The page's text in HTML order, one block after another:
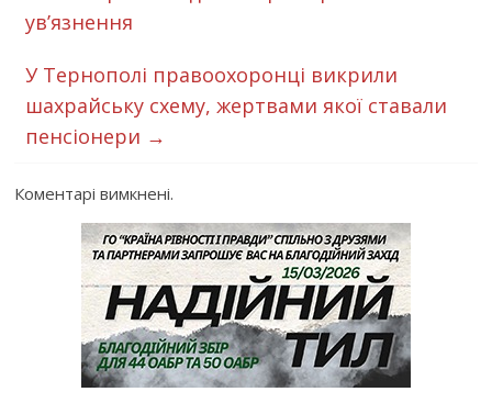
ув’язнення
У Тернополі правоохоронці викрили
шахрайську схему, жертвами якої ставали
пенсіонери →
Коментарі вимкнені.